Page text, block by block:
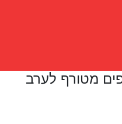
מטורף לערב